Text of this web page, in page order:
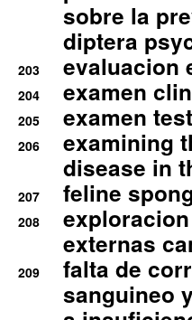
sobre la
diptera
203 evaluacion
204 examen
205 examen
206
examining
disease in
207 feline
208
externas
209
falta de
sanguineo